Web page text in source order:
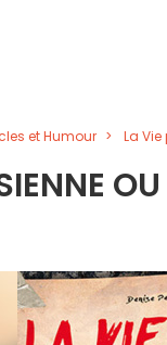
et Humour La